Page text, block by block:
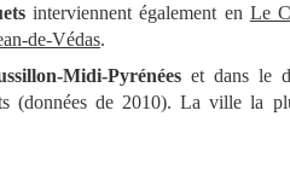
interviennent également en Le
de-Védas.
Midi-Pyrénées et dans le
(données de 2010). La ville la